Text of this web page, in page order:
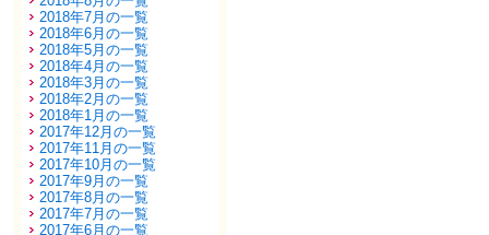
2018年7月の一覧
2018年6月の一覧
2018年5月の一覧
2018年4月の一覧
2018年3月の一覧
2018年2月の一覧
2018年1月の一覧
2017年12月の一覧
2017年11月の一覧
2017年10月の一覧
2017年9月の一覧
2017年8月の一覧
2017年7月の一覧
2017年6月の一覧